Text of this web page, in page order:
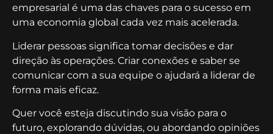
empresarial é uma das chaves para o sucesso em
uma economia global cada vez mais acelerada.
Liderar pessoas significa tomar decisões e dar
direção às operações. Criar conexões e saber se
comunicar com a sua equipe o ajudará a liderar de
forma mais eficaz.
Quer você esteja discutindo sua visão para o
futuro, explorando dúvidas, ou abordando opiniões